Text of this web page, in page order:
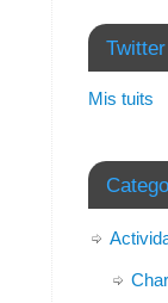
Twitter
Mis tuits